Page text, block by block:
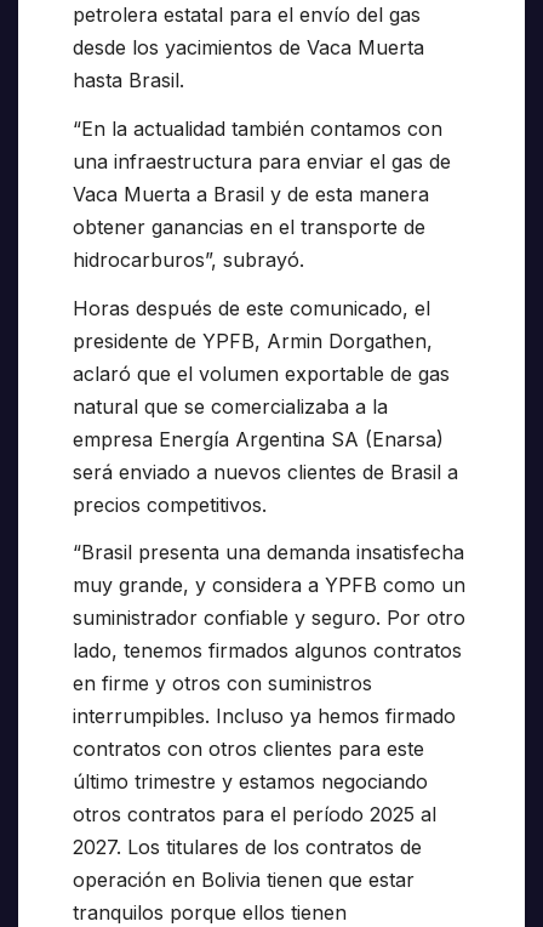
petrolera estatal para el envío del gas
desde los yacimientos de Vaca Muerta
hasta Brasil.
“En la actualidad también contamos con
una infraestructura para enviar el gas de
Vaca Muerta a Brasil y de esta manera
obtener ganancias en el transporte de
hidrocarburos”, subrayó.
Horas después de este comunicado, el
presidente de YPFB, Armin Dorgathen,
aclaró que el volumen exportable de gas
natural que se comercializaba a la
empresa Energía Argentina SA (Enarsa)
será enviado a nuevos clientes de Brasil a
precios competitivos.
“Brasil presenta una demanda insatisfecha
muy grande, y considera a YPFB como un
suministrador confiable y seguro. Por otro
lado, tenemos firmados algunos contratos
en firme y otros con suministros
interrumpibles. Incluso ya hemos firmado
contratos con otros clientes para este
último trimestre y estamos negociando
otros contratos para el período 2025 al
2027. Los titulares de los contratos de
operación en Bolivia tienen que estar
tranquilos porque ellos tienen